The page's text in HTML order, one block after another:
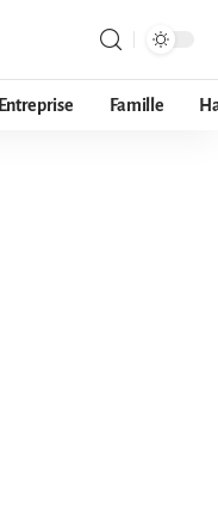
Entreprise Famille